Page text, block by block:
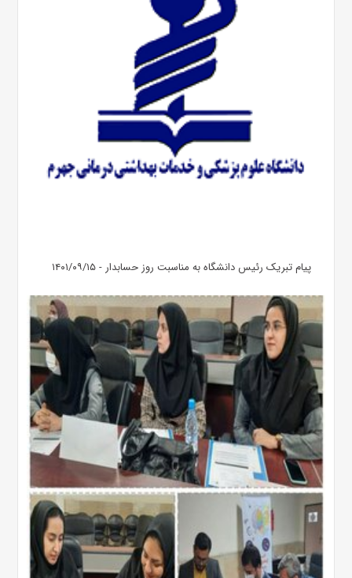
پیام تبریک رئیس دانشگاه به مناسبت روز حسابدار - ۱۴۰۱/۰۹/۱۵